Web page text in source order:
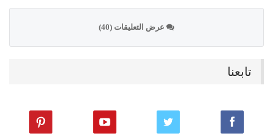
عرض التعليقات (40)
تابعنا